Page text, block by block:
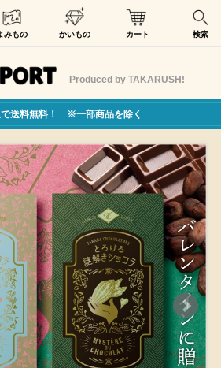
みもの かいもの カート 検索
Produced by TAKARUSH!
送料無料！ ※一部商品を除く